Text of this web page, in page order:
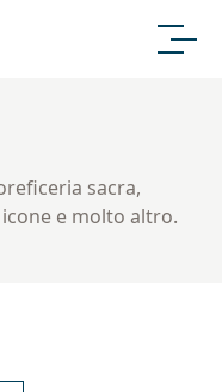
sacra,
e molto altro.